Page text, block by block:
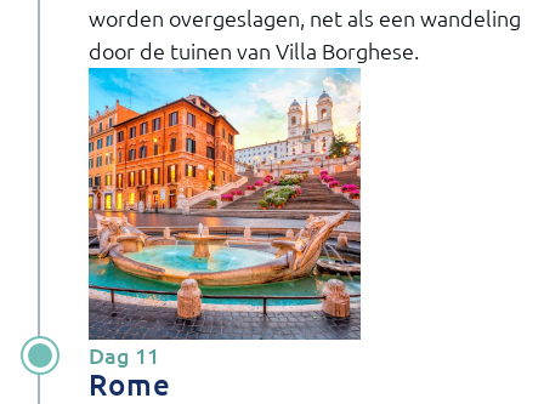
worden overgeslagen, net als een wandeling
door de tuinen van Villa Borghese.
Dag 11
Rome